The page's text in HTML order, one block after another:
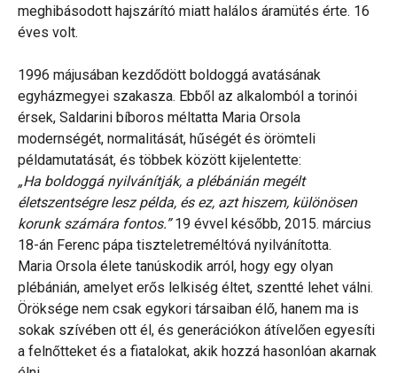
meghibásodott hajszárító miatt halálos áramütés érte. 16
éves volt.
1996 májusában kezdődött boldoggá avatásának
egyházmegyei szakasza. Ebből az alkalomból a torinói
érsek, Saldarini bíboros méltatta Maria Orsola
modernségét, normalitását, hűségét és örömteli
példamutatását, és többek között kijelentette:
„Ha boldoggá nyilvánítják, a plébánián megélt
életszentségre lesz példa, és ez, azt hiszem, különösen
korunk számára fontos.”19 évvel később, 2015. március
18-án Ferenc pápa tiszteletreméltóvá nyilvánította.
Maria Orsola élete tanúskodik arról, hogy egy olyan
plébánián, amelyet erős lelkiség éltet, szentté lehet válni.
Öröksége nem csak egykori társaiban élő, hanem ma is
sokak szívében ott él, és generációkon átívelően egyesíti
a felnőtteket és a fiatalokat, akik hozzá hasonlóan akarnak